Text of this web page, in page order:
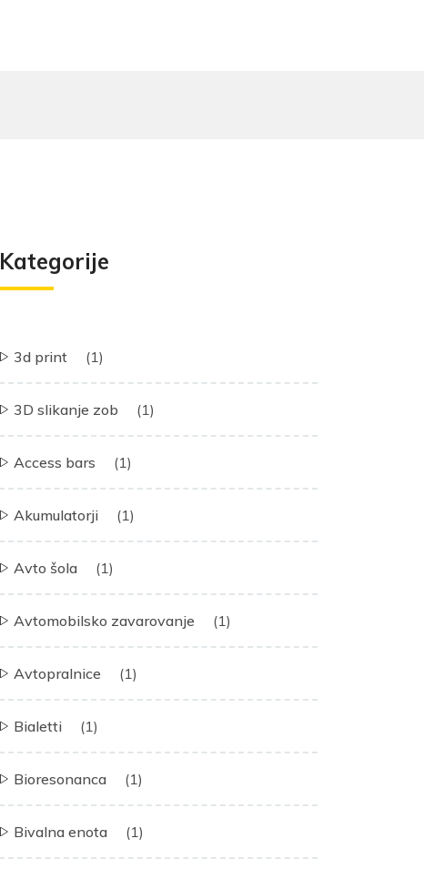
Kategorije
3d print (1)
3D slikanje zob (1)
Access bars (1)
Akumulatorji (1)
Avto šola (1)
Avtomobilsko zavarovanje (1)
Avtopralnice (1)
Bialetti (1)
Bioresonanca (1)
Bivalna enota (1)